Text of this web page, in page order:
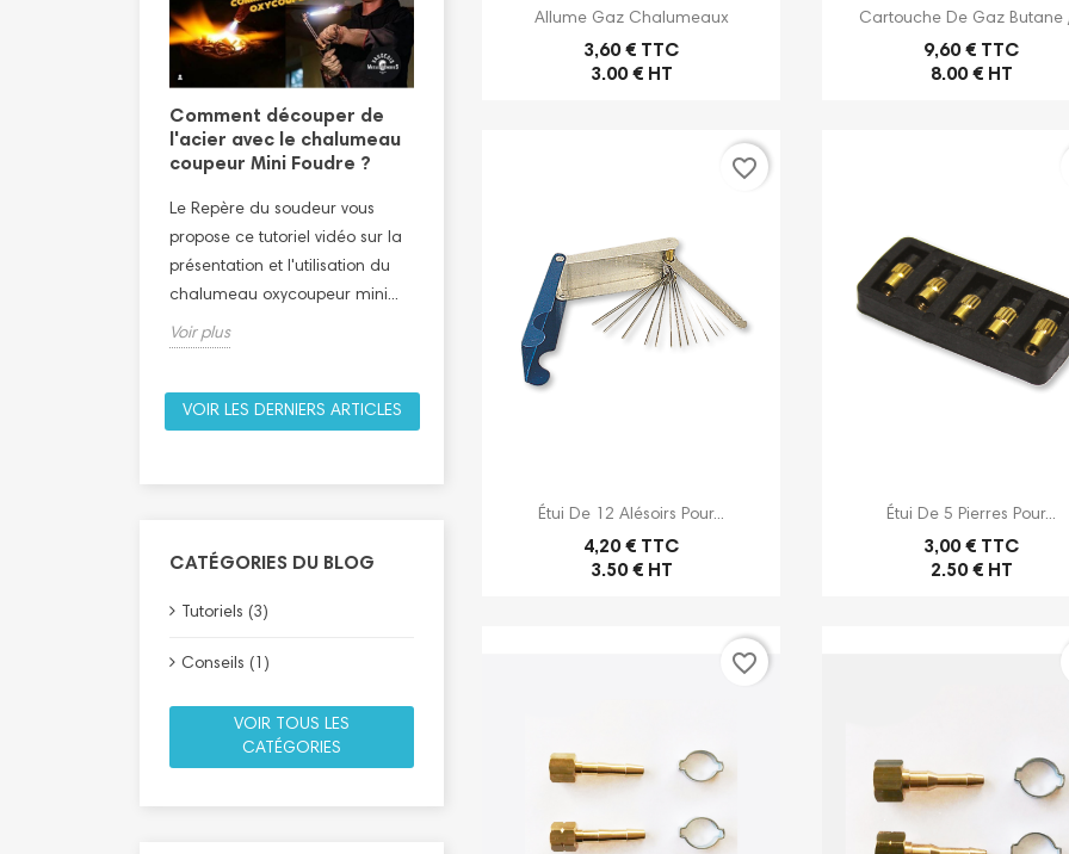
Comment découper de
l'acier avec le chalumeau
coupeur Mini Foudre ?
Le Repère du soudeur vous
propose ce tutoriel vidéo sur la
présentation et l'utilisation du
chalumeau oxycoupeur mini...
Voir plus
présentation et l'utilisation du kit
plombier/sanitaire...
thermique
présentation et l'utilisation du kit
de désherbage thermique.
Voir plus
FOUDRE
Voir
VOIR LES DERNIERS ARTICLES
CATÉGORIES DU BLOG
Tutoriels (3)
Conseils (1)
VOIR TOUS LES
CATÉGORIES
Aperçu rapide
Allume Gaz Chalumeaux
3,60 € TTC
3.00 € HT
Aperçu rapide
Cartouche De Gaz Butane
9,60 € TTC
8.00 € HT
Aperçu rapide
Étui De 12 Alésoirs Pour...
4,20 € TTC
3.50 € HT
favorite_border
Aperçu rapide
Étui De 5 Pierres Pour...
3,00 € TTC
2.50 € HT
favorite_border